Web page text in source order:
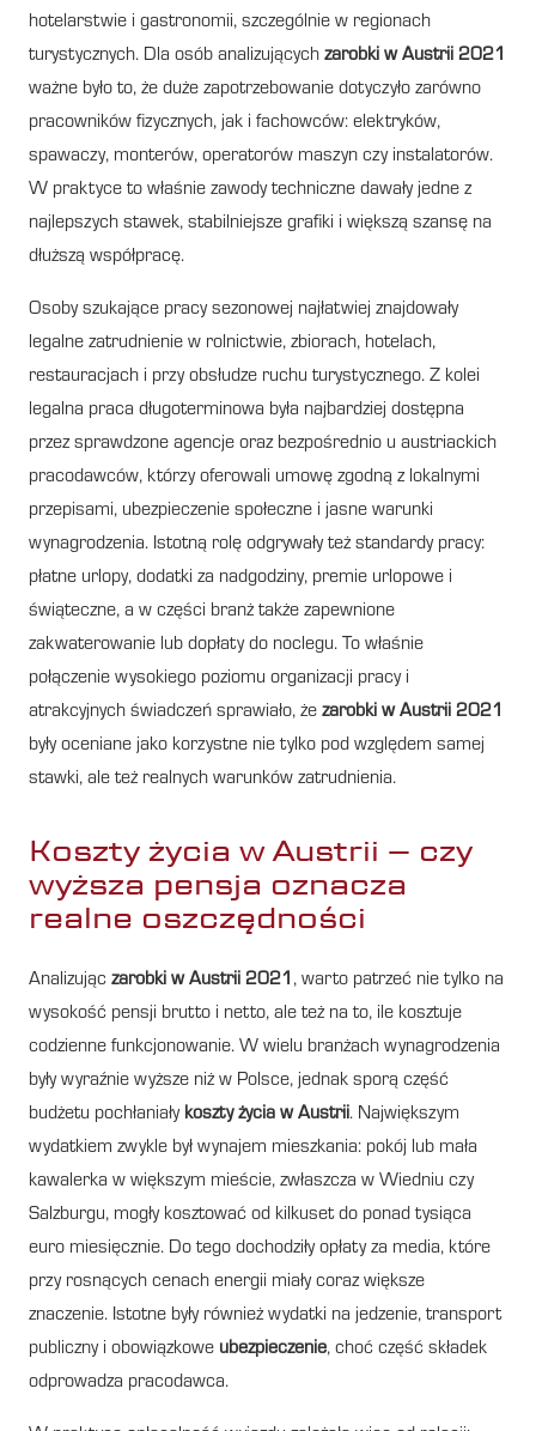
hotelarstwie i gastronomii, szczególnie w regionach
turystycznych. Dla osób analizujących zarobki w Austrii 2021
ważne było to, że duże zapotrzebowanie dotyczyło zarówno
pracowników fizycznych, jak i fachowców: elektryków,
spawaczy, monterów, operatorów maszyn czy instalatorów.
W praktyce to właśnie zawody techniczne dawały jedne z
najlepszych stawek, stabilniejsze grafiki i większą szansę na
dłuższą współpracę.
Osoby szukające pracy sezonowej najłatwiej znajdowały
legalne zatrudnienie w rolnictwie, zbiorach, hotelach,
restauracjach i przy obsłudze ruchu turystycznego. Z kolei
legalna praca długoterminowa była najbardziej dostępna
przez sprawdzone agencje oraz bezpośrednio u austriackich
pracodawców, którzy oferowali umowę zgodną z lokalnymi
przepisami, ubezpieczenie społeczne i jasne warunki
wynagrodzenia. Istotną rolę odgrywały też standardy pracy:
płatne urlopy, dodatki za nadgodziny, premie urlopowe i
świąteczne, a w części branż także zapewnione
zakwaterowanie lub dopłaty do noclegu. To właśnie
połączenie wysokiego poziomu organizacji pracy i
atrakcyjnych świadczeń sprawiało, że zarobki w Austrii 2021
były oceniane jako korzystne nie tylko pod względem samej
stawki, ale też realnych warunków zatrudnienia.
Koszty życia w Austrii – czy
wyższa pensja oznacza
realne oszczędności
Analizując zarobki w Austrii 2021 , warto patrzeć nie tylko na
wysokość pensji brutto i netto, ale też na to, ile kosztuje
codzienne funkcjonowanie. W wielu branżach wynagrodzenia
były wyraźnie wyższe niż w Polsce, jednak sporą część
budżetu pochłaniały koszty życia w Austrii. Największym
wydatkiem zwykle był wynajem mieszkania: pokój lub mała
kawalerka w większym mieście, zwłaszcza w Wiedniu czy
Salzburgu, mogły kosztować od kilkuset do ponad tysiąca
euro miesięcznie. Do tego dochodziły opłaty za media, które
przy rosnących cenach energii miały coraz większe
znaczenie. Istotne były również wydatki na jedzenie, transport
publiczny i obowiązkowe ubezpieczenie, choć część składek
odprowadza pracodawca.